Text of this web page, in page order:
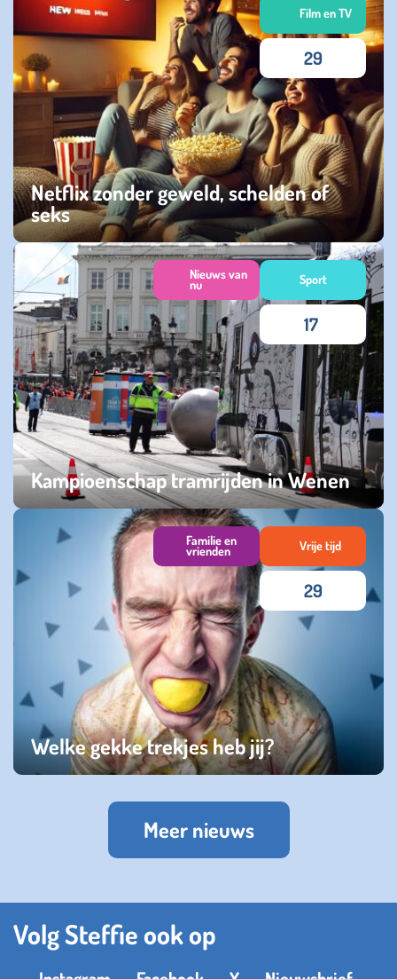
Netflix zonder geweld, schelden of
seks
maandag 08 december 2025
Film en TV
29
Kampioenschap tramrijden in Wenen
maandag 22 september 2025
Nieuws van
nu Sport
17
Welke gekke trekjes heb jij?
Familie en
vrienden Vrije tijd
29
Meer nieuws
Volg Steffie ook op